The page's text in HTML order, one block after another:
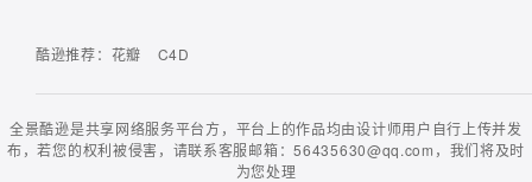
酷逊推荐： 花瓣 C4D
全景酷逊是共享网络服务平台方，平台上的作品均由设计师用户自行上传并发
布，若您的权利被侵害，请联系客服邮箱：56435630@qq.com，我们将及时
为您处理